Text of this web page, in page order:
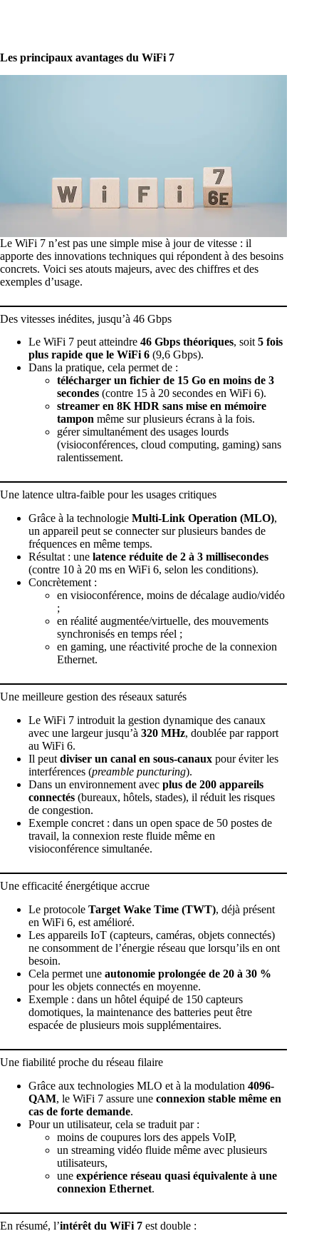
Les principaux avantages du WiFi 7
Le WiFi 7 n’est pas une simple mise à jour de vitesse : il
apporte des innovations techniques qui répondent à des besoins
concrets. Voici ses atouts majeurs, avec des chiffres et des
exemples d’usage.
Des vitesses inédites, jusqu’à 46 Gbps
Le WiFi 7 peut atteindre 46 Gbps théoriques, soit5 fois
plus rapide que le WiFi 6 (9,6 Gbps).
Dans la pratique, cela permet de :
télécharger un fichier de 15 Go en moins de 3
secondes (contre 15 à 20 secondes en WiFi 6).
streamer en 8K HDR sans mise en mémoire
tampon même sur plusieurs écrans à la fois.
gérer simultanément des usages lourds
(visioconférences, cloud computing, gaming) sans
ralentissement.
Une latence ultra-faible pour les usages critiques
Grâce à la technologie Multi-Link Operation (MLO),
un appareil peut se connecter sur plusieurs bandes de
fréquences en même temps.
Résultat : une latence réduite de 2 à 3 millisecondes
(contre 10 à 20 ms en WiFi 6, selon les conditions).
Concrètement :
en visioconférence, moins de décalage audio/vidéo
;
en réalité augmentée/virtuelle, des mouvements
synchronisés en temps réel ;
en gaming, une réactivité proche de la connexion
Ethernet.
Une meilleure gestion des réseaux saturés
Le WiFi 7 introduit la gestion dynamique des canaux
avec une largeur jusqu’à 320 MHz, doublée par rapport
au WiFi 6.
Il peut diviser un canal en sous-canaux pour éviter les
interférences (preamble puncturing).
Dans un environnement avec plus de 200 appareils
connectés (bureaux, hôtels, stades), il réduit les risques
de congestion.
Exemple concret : dans un open space de 50 postes de
travail, la connexion reste fluide même en
visioconférence simultanée.
Une efficacité énergétique accrue
Le protocole Target Wake Time (TWT), déjà présent
en WiFi 6, est amélioré.
Les appareils IoT (capteurs, caméras, objets connectés)
ne consomment de l’énergie réseau que lorsqu’ils en ont
besoin.
Cela permet une autonomie prolongée de 20 à 30 %
pour les objets connectés en moyenne.
Exemple : dans un hôtel équipé de 150 capteurs
domotiques, la maintenance des batteries peut être
espacée de plusieurs mois supplémentaires.
Une fiabilité proche du réseau filaire
Grâce aux technologies MLO et à la modulation 4096-
QAM, le WiFi 7 assure une connexion stable même en
cas de forte demande.
Pour un utilisateur, cela se traduit par :
moins de coupures lors des appels VoIP,
un streaming vidéo fluide même avec plusieurs
utilisateurs,
une expérience réseau quasi équivalente à une
connexion Ethernet.
En résumé, l’intérêt du WiFi 7 est double :